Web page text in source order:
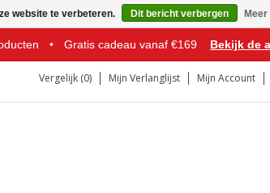
• Gratis cadeau vanaf €169 Bekijk de
Vergelijk (0) Mijn Verlanglijst Mijn Account
website te verbeteren. Dit bericht verbergen